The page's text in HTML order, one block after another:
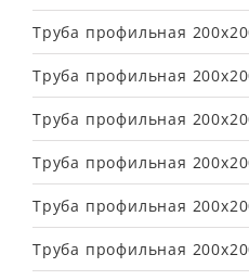
Труба профильная
Труба профильная
Труба профильная
Труба профильная
Труба профильная
Труба профильная